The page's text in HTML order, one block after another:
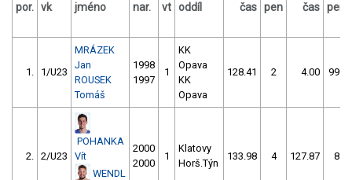
por. vk jméno nar. vt oddíl čas pen čas pen
1. 1/U23
MRÁZEK
Jan
ROUSEK
Tomáš
1998
1997
1
KK
Opava
KK
Opava
128.41 2 4.00 999
2. 2/U23
POHANKA
Vít
WENDL
2000
2000
1
Klatovy
Horš.Týn
133.98 4 127.87 8